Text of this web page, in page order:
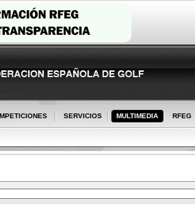
SERVICIOS MULTIMEDIA RFEG